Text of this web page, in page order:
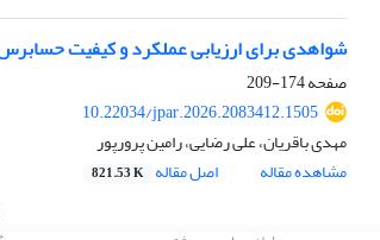
شواهدی برای ارزیابی عملکرد و کیفیت
صفحه174-209
10.22034/jpar.2026.2083412.1505
مهدی باقریان، علی رضایی، رامین پرورپور
مشاهده مقاله
اصل مقاله 821.53 K